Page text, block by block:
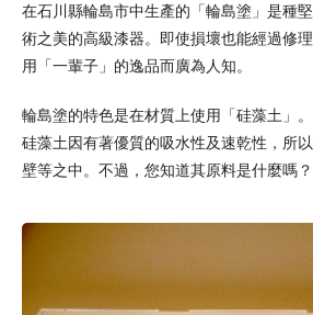
在石川縣輪島市中生產的「輪島塗」是種
術之美的高級漆器。即使損壞也能經過修
用「一輩子」的逸品而廣為人知。
輪島塗的特色是在材質上使用「硅藻土」。
硅藻土因有著優質的吸水性及速乾性，所
壁等之中。不過，您知道其原料是什麼嗎？